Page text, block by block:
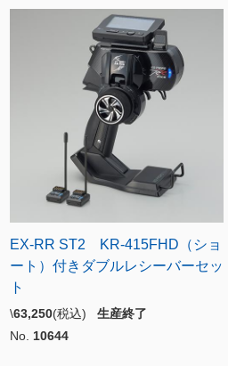
EX-RR ST2 KR-415FHD（ショ
ート）付きダブルレシーバーセッ
ト
\63,250(税込) 生産終了
No. 10644